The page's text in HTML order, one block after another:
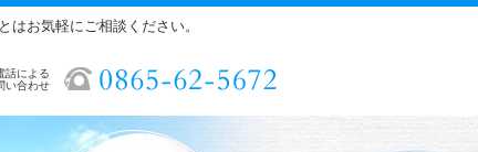
お気軽にご相談ください。
話による
い合わせ